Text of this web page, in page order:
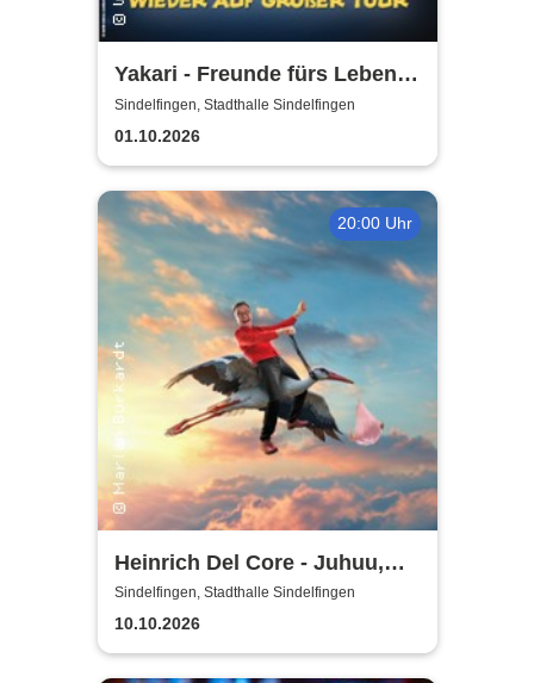
Yakari - Freunde fürs Leben -
Das Musical für die ganze
Familie
Sindelfingen, Stadthalle Sindelfingen
01.10.2026
20:00 Uhr
Heinrich Del Core - Juhuu,
meine Frau wird Oma
Sindelfingen, Stadthalle Sindelfingen
10.10.2026